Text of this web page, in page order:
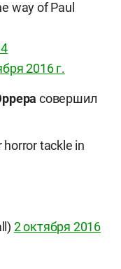
way of Paul
2016 г.
совершил
horror tackle in
2 октября 2016